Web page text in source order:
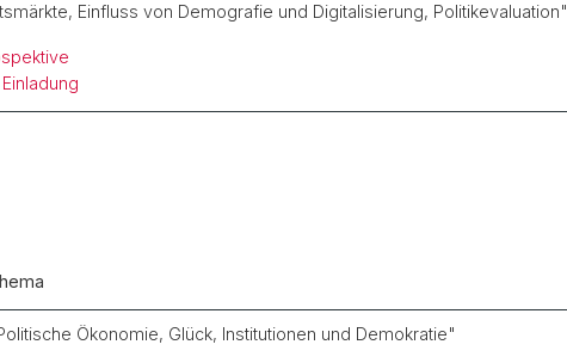
Einfluss von Demografie und Digitalisierung, Politikevaluation"
Ökonomie, Glück, Institutionen und Demokratie"